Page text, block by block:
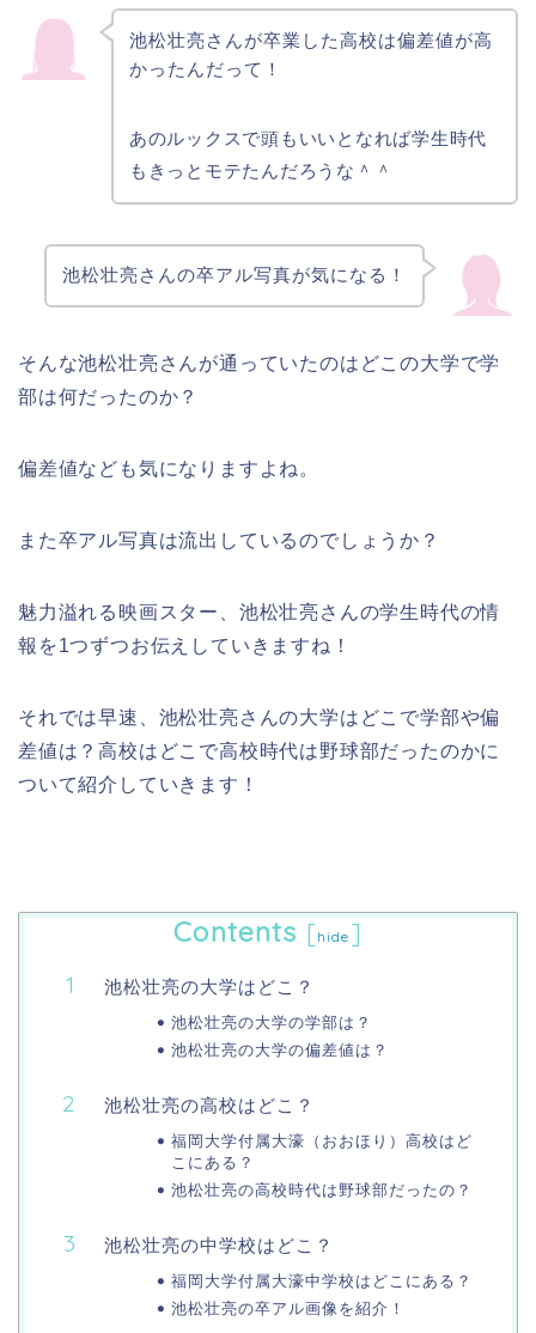
池松壮亮さんが卒業した高校は偏差値が高
かったんだって！
あのルックスで頭もいいとなれば学生時代
もきっとモテたんだろうな＾＾
池松壮亮さんの卒アル写真が気になる！
そんな池松壮亮さんが通っていたのはどこの大学で学
部は何だったのか？
偏差値なども気になりますよね。
また卒アル写真は流出しているのでしょうか？
魅力溢れる映画スター、池松壮亮さんの学生時代の情
報を1つずつお伝えしていきますね！
それでは早速、池松壮亮さんの大学はどこで学部や偏
差値は？高校はどこで高校時代は野球部だったのかに
ついて紹介していきます！
Contents [hide ]
池松壮亮の大学はどこ？
池松壮亮の大学の学部は？
池松壮亮の大学の偏差値は？
池松壮亮の高校はどこ？
福岡大学付属大濠（おおほり）高校はど
こにある？
池松壮亮の高校時代は野球部だったの？
池松壮亮の中学校はどこ？
福岡大学付属大濠中学校はどこにある？
池松壮亮の卒アル画像を紹介！